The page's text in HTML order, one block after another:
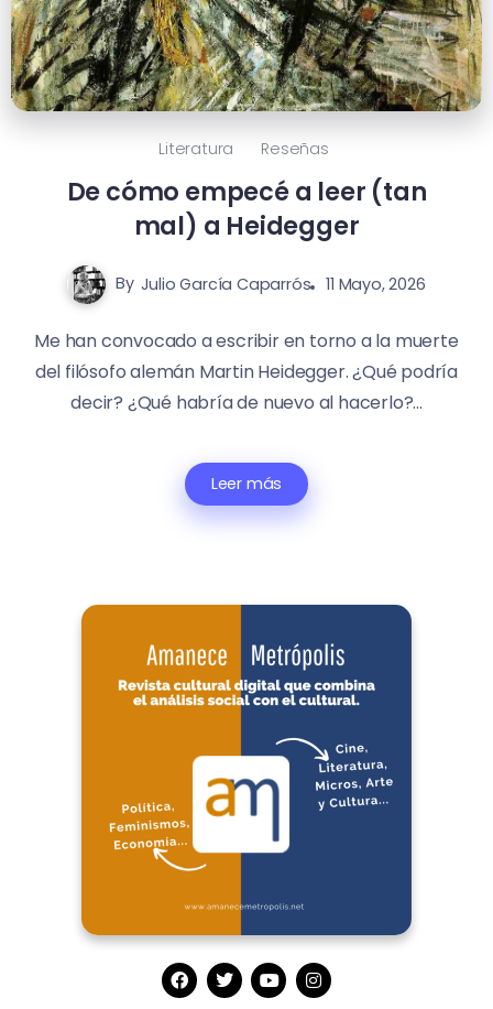
Literatura Reseñas
De cómo empecé a leer (tan
mal) a Heidegger
By Julio García Caparrós 11 Mayo, 2026
Me han convocado a escribir en torno a la muerte
del filósofo alemán Martin Heidegger. ¿Qué podría
decir? ¿Qué habría de nuevo al hacerlo?...
Leer más